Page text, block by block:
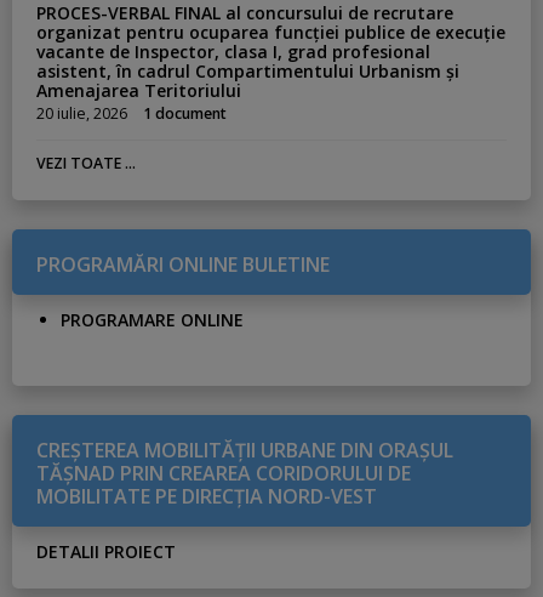
PROCES-VERBAL FINAL al concursului de recrutare
organizat pentru ocuparea funcției publice de execuție
vacante de Inspector, clasa I, grad profesional
asistent, în cadrul Compartimentului Urbanism și
Amenajarea Teritoriului
20 iulie, 2026 1 document
VEZI TOATE ...
PROGRAMĂRI ONLINE BULETINE
PROGRAMARE ONLINE
CREŞTEREA MOBILITĂŢII URBANE DIN ORAŞUL
TĂŞNAD PRIN CREAREA CORIDORULUI DE
MOBILITATE PE DIRECŢIA NORD-VEST
DETALII PROIECT